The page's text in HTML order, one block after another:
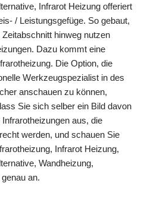
Infrarot Heizung offeriert
/ Leistungsgefüge. So gebaut,
hinweg nutzen
Dazu kommt eine
Die Option, die
Werkzeugspezialist in des
anschauen zu können,
Sie sich selber ein Bild davon
aus, die
werden, und schauen Sie
Infrarot Heizung,
Wandheizung,
an.